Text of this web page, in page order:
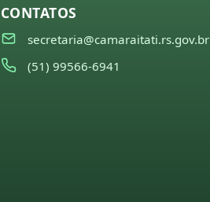
CONTATOS
secretaria@camaraitati.rs.gov.br
(51) 99566-6941